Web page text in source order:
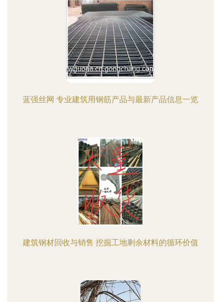
蓝强丝网 专业建筑用钢筋产品与最新产品信息一览
建筑钢材回收与销售 挖掘工地剩余材料的循环价值